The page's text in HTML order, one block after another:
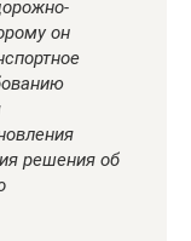
он
решения об